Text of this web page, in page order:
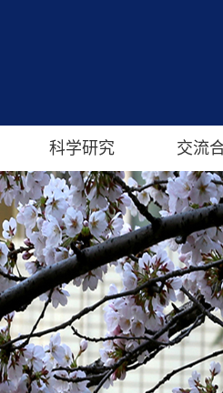
科学研究 交流